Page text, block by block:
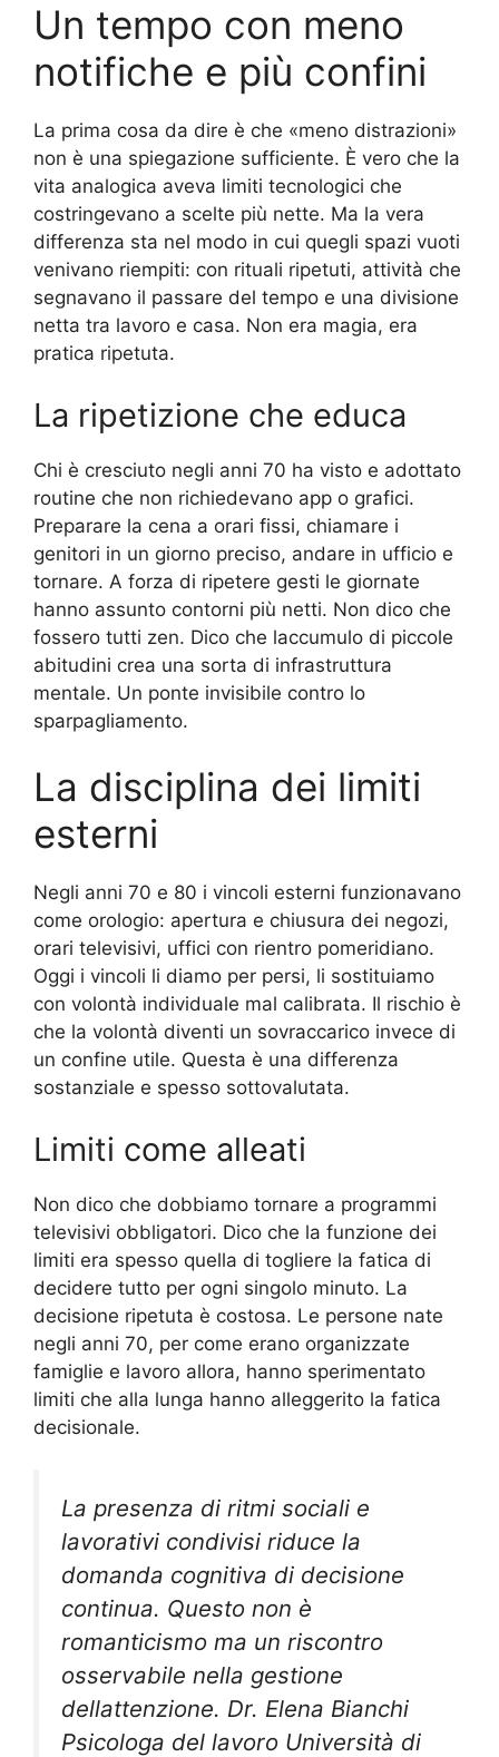
Un tempo con meno
notifiche e più confini
La prima cosa da dire è che «meno distrazioni»
non è una spiegazione sufficiente. È vero che la
vita analogica aveva limiti tecnologici che
costringevano a scelte più nette. Ma la vera
differenza sta nel modo in cui quegli spazi vuoti
venivano riempiti: con rituali ripetuti, attività che
segnavano il passare del tempo e una divisione
netta tra lavoro e casa. Non era magia, era
pratica ripetuta.
La ripetizione che educa
Chi è cresciuto negli anni 70 ha visto e adottato
routine che non richiedevano app o grafici.
Preparare la cena a orari fissi, chiamare i
genitori in un giorno preciso, andare in ufficio e
tornare. A forza di ripetere gesti le giornate
hanno assunto contorni più netti. Non dico che
fossero tutti zen. Dico che laccumulo di piccole
abitudini crea una sorta di infrastruttura
mentale. Un ponte invisibile contro lo
sparpagliamento.
La disciplina dei limiti
esterni
Negli anni 70 e 80 i vincoli esterni funzionavano
come orologio: apertura e chiusura dei negozi,
orari televisivi, uffici con rientro pomeridiano.
Oggi i vincoli li diamo per persi, li sostituiamo
con volontà individuale mal calibrata. Il rischio è
che la volontà diventi un sovraccarico invece di
un confine utile. Questa è una differenza
sostanziale e spesso sottovalutata.
Limiti come alleati
Non dico che dobbiamo tornare a programmi
televisivi obbligatori. Dico che la funzione dei
limiti era spesso quella di togliere la fatica di
decidere tutto per ogni singolo minuto. La
decisione ripetuta è costosa. Le persone nate
negli anni 70, per come erano organizzate
famiglie e lavoro allora, hanno sperimentato
limiti che alla lunga hanno alleggerito la fatica
decisionale.
La presenza di ritmi sociali e
lavorativi condivisi riduce la
domanda cognitiva di decisione
continua. Questo non è
romanticismo ma un riscontro
osservabile nella gestione
dellattenzione. Dr. Elena Bianchi
Psicologa del lavoro Università di